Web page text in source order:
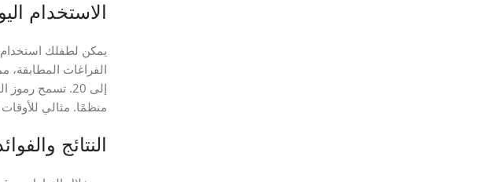
الاستخدام
يمكن لطفلك استخدام
إلى 20. تسمح
منظمًا. مثالي
النتائج